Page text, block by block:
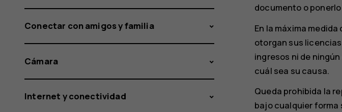
documento o
En la máxima
otorgan sus
ingresos ni de
cuál sea su causa.
Queda prohibida la
bajo cualquier forma
Conectar con amigos y familia
Cámara
Internet y conectividad